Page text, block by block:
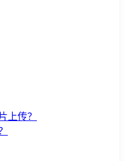
上传？